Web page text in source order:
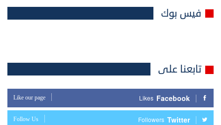
فيس بوك
تابعنا على
Facebook
Likes
Like our page
Twitter
Followers
Follow Us